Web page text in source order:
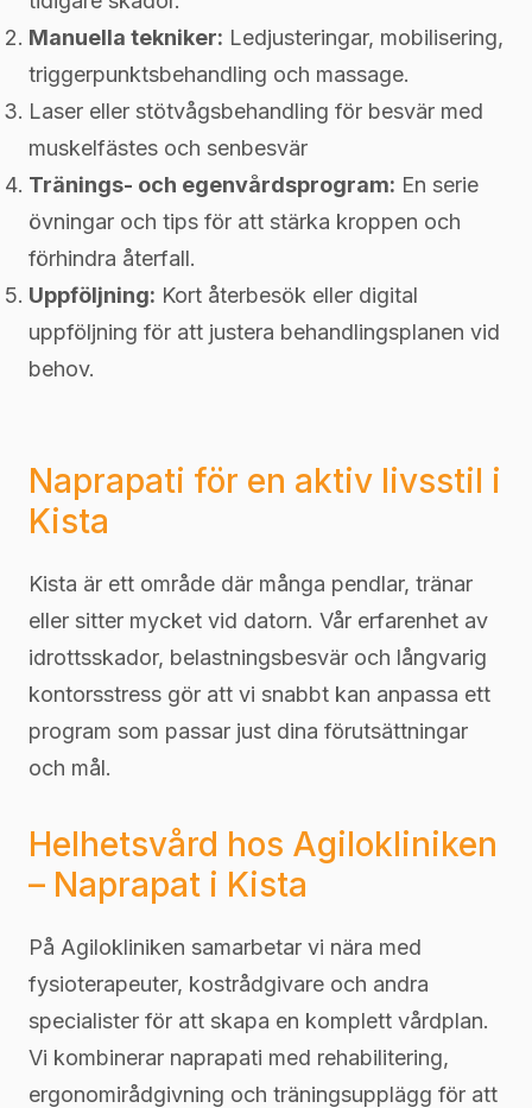
Manuella tekniker: Ledjusteringar, mobilisering,
triggerpunktsbehandling och massage.
Laser eller stötvågsbehandling för besvär med
muskelfästes och senbesvär
Tränings- och egenvårdsprogram: En serie
övningar och tips för att stärka kroppen och
förhindra återfall.
Uppföljning: Kort återbesök eller digital
uppföljning för att justera behandlingsplanen vid
behov.
Naprapati för en aktiv livsstil i
Kista
Kista är ett område där många pendlar, tränar
eller sitter mycket vid datorn. Vår erfarenhet av
idrottsskador, belastningsbesvär och långvarig
kontorsstress gör att vi snabbt kan anpassa ett
program som passar just dina förutsättningar
och mål.
Helhetsvård hos Agilokliniken
– Naprapat i Kista
På Agilokliniken samarbetar vi nära med
fysioterapeuter, kostrådgivare och andra
specialister för att skapa en komplett vårdplan.
Vi kombinerar naprapati med rehabilitering,
ergonomirådgivning och träningsupplägg för att